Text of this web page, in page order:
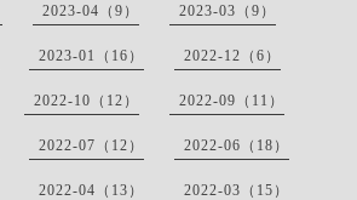
2023-04（9） 2023-03（9）
2023-01（16） 2022-12（6）
2022-10（12） 2022-09（11）
2022-07（12） 2022-06（18）
2022-04（13） 2022-03（15）